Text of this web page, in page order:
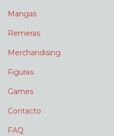
Mangas
Remeras
Merchandising
Figuras
Games
Contacto
FAQ